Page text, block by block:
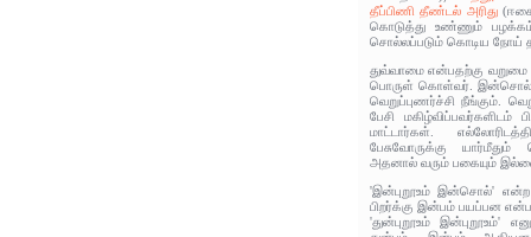
தீப்பிணி தீண்டல் அரிது(ஈகை
கொடுத்து உண்ணும்
சொல்லப்படும் கொடிய
துவ்வாமை என்பதற்கு வறுமை
பொருள் கொள்வர். இன்சொல்
வெறுப்புணர்ச்சி நீங்கும்.
பேசி மகிழ்விப்பவர்களிடம்
மாட்டார்கள்.
பேசுவோருக்கு யார்மீதும்
அதனால் வரும் பகையும்
'இன்புறூஉம் இன்சொல்'
பிறர்க்கு இன்பம் பயப்பன
'துன்புறூஉம்